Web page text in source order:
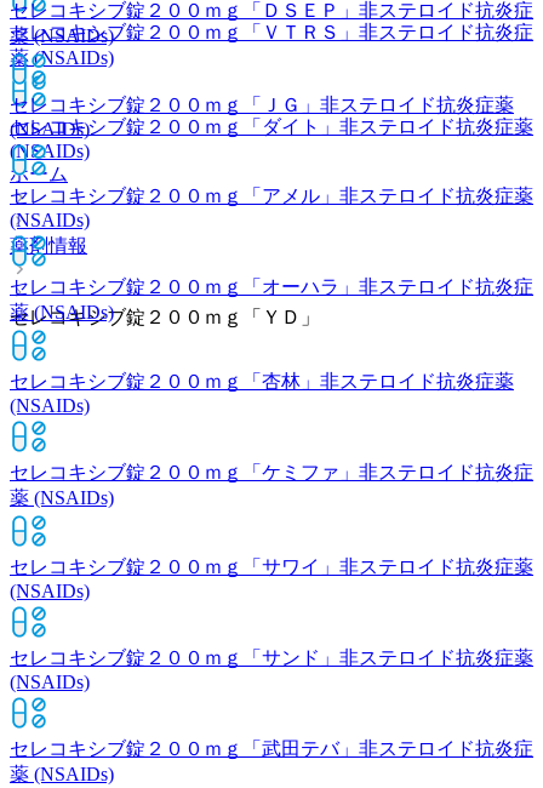
セレコキシブ錠２００ｍｇ「ＶＴＲＳ」 非ステロイド抗炎症
薬 (NSAIDs)
セレコキシブ錠２００ｍｇ「ダイト」 非ステロイド抗炎症薬
(NSAIDs)
ホーム
薬剤情報
セレコキシブ錠２００ｍｇ「ＹＤ」
セレコキシブ錠２００ｍｇ「ＤＳＥＰ」 非ステロイド抗炎症
薬 (NSAIDs)
セレコキシブ錠２００ｍｇ「ＪＧ」 非ステロイド抗炎症薬
(NSAIDs)
セレコキシブ錠２００ｍｇ「アメル」 非ステロイド抗炎症薬
(NSAIDs)
セレコキシブ錠２００ｍｇ「オーハラ」 非ステロイド抗炎症
薬 (NSAIDs)
セレコキシブ錠２００ｍｇ「杏林」 非ステロイド抗炎症薬
(NSAIDs)
セレコキシブ錠２００ｍｇ「ケミファ」 非ステロイド抗炎症
薬 (NSAIDs)
セレコキシブ錠２００ｍｇ「サワイ」 非ステロイド抗炎症薬
(NSAIDs)
セレコキシブ錠２００ｍｇ「サンド」 非ステロイド抗炎症薬
(NSAIDs)
セレコキシブ錠２００ｍｇ「武田テバ」 非ステロイド抗炎症
薬 (NSAIDs)